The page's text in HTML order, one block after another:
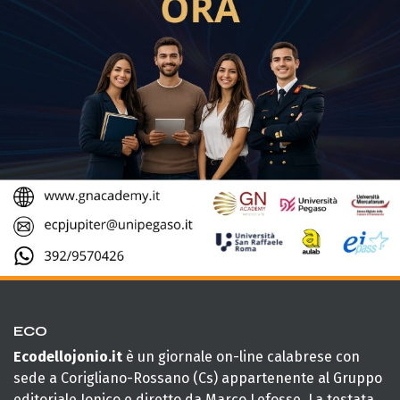
ECO
Ecodellojonio.it è un giornale on-line calabrese con
sede a Corigliano-Rossano (Cs) appartenente al Gruppo